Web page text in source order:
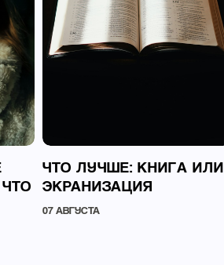
ЧТО ЛУЧШЕ: КНИГА ИЛИ
ЭКРАНИЗАЦИЯ
07 АВГУСТА